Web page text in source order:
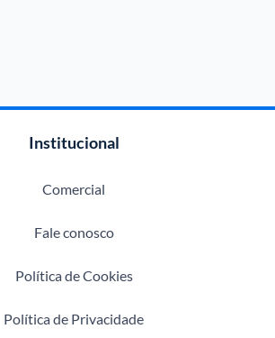
Institucional
Comercial
Fale conosco
Política de Cookies
Política de Privacidade